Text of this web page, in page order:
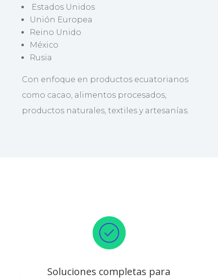
Estados Unidos
Unión Europea
Reino Unido
México
Rusia
Con enfoque en productos ecuatorianos
como cacao, alimentos procesados,
productos naturales, textiles y artesanías.
Soluciones completas para